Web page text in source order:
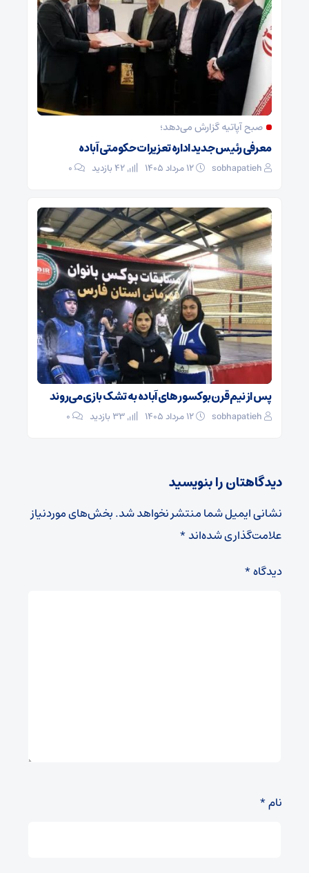
صبح آپاتیه گزارش می‌دهد؛
معرفی رئیس جدید اداره تعزیرات حکومتی آباده
sobhapatieh ۰
پس از نیم قرن بوکسور های آباده به تشک بازی می‌روند
sobhapatieh ۰
دیدگاهتان را بنویسید
نشانی ایمیل شما منتشر نخواهد شد.بخش‌های موردنیاز
علامت‌گذاری شده‌اند*
دیدگاه*
نام*